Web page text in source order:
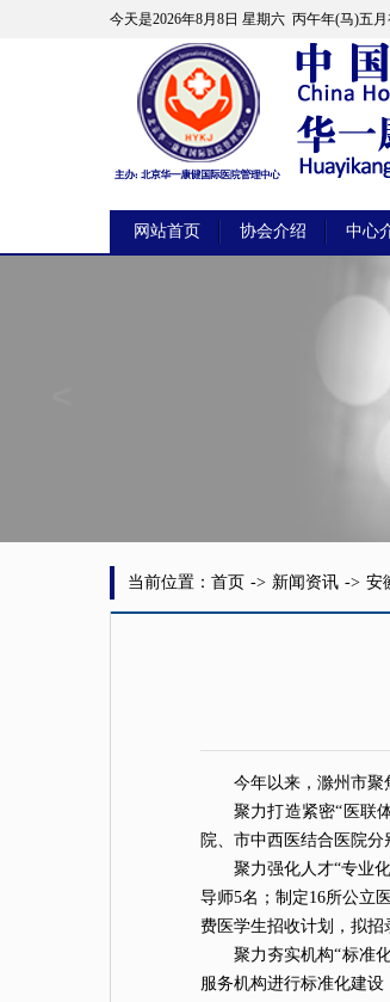
今天是2026年8月8日 星期六 丙午年(马)五
网站首页 协会介绍 中心
当前位置：首页 -> 新闻资讯 -> 安
今年以来，滁州市聚
聚力打造紧密“医联
院、市中西医结合 医院分
聚力强化人才“专业
导师5名；制定16所公立
费 医学生招收计划，拟招
聚力夯实机构“标准
服务机构进行标准化建设